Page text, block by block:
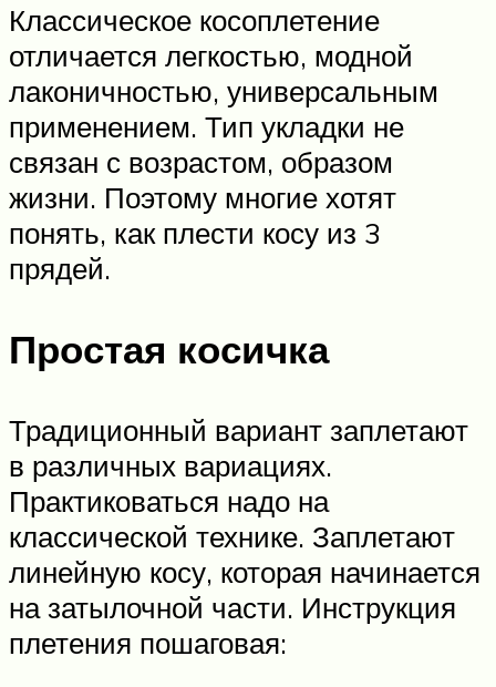
Классическое косоплетение
отличается легкостью, модной
лаконичностью, универсальным
применением. Тип укладки не
связан с возрастом, образом
жизни. Поэтому многие хотят
понять, как плести косу из 3
прядей.
Простая косичка
Традиционный вариант заплетают
в различных вариациях.
Практиковаться надо на
классической технике. Заплетают
линейную косу, которая начинается
на затылочной части. Инструкция
плетения пошаговая: